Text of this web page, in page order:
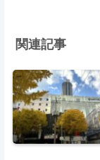
関連記事